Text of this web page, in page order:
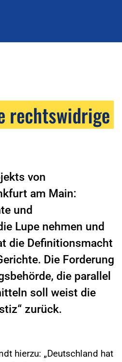
rechtswidrige
von
am Main:
und
Lupe nehmen und
die Definitionsmacht
Die Forderung
die parallel
soll weist die
zurück.
hierzu: „Deutschland hat